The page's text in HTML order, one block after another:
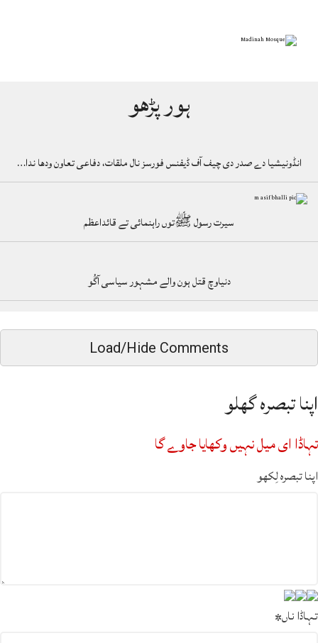
ہور پڑھو
انڈونیشیا دے صدر دی چیف آف ڈیفنس فورسز نال ملقات، دفاعی تعاون ودھا ندا…
سیرت رسول ﷺتوں راہنمائی تے قائداعظم
دنیاوچ قتل ہون والے مشہور سیاسی آگُو
Load/Hide Comments
اپنا تبصرہ گھلو
تہاڈا ای میل نہیں وکھایا جاوے گا
اپنا تبصرہ لِکھو
تہاڈا ناں*